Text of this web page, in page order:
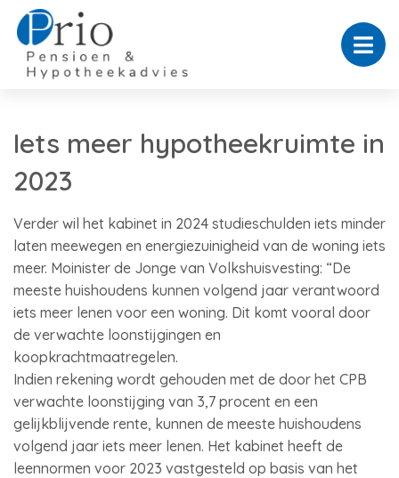
Iets meer hypotheekruimte in
2023
Verder wil het kabinet in 2024 studieschulden iets minder
laten meewegen en energiezuinigheid van de woning iets
meer. Moinister de Jonge van Volkshuisvesting: “De
meeste huishoudens kunnen volgend jaar verantwoord
iets meer lenen voor een woning. Dit komt vooral door
de verwachte loonstijgingen en
koopkrachtmaatregelen.
Indien rekening wordt gehouden met de door het CPB
verwachte loonstijging van 3,7 procent en een
gelijkblijvende rente, kunnen de meeste huishoudens
volgend jaar iets meer lenen. Het kabinet heeft de
leennormen voor 2023 vastgesteld op basis van het